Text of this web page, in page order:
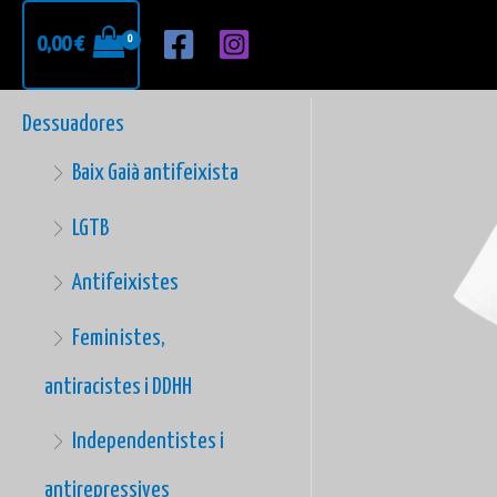
0,00€
Dessuadores
Baix Gaià antifeixista
LGTB
Antifeixistes
Feministes,
antiracistes i DDHH
Independentistes i
antirepressives